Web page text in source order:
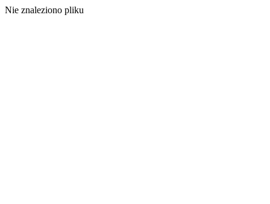
Nie znaleziono pliku